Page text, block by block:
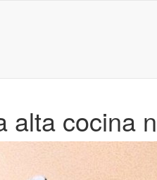
alta cocina